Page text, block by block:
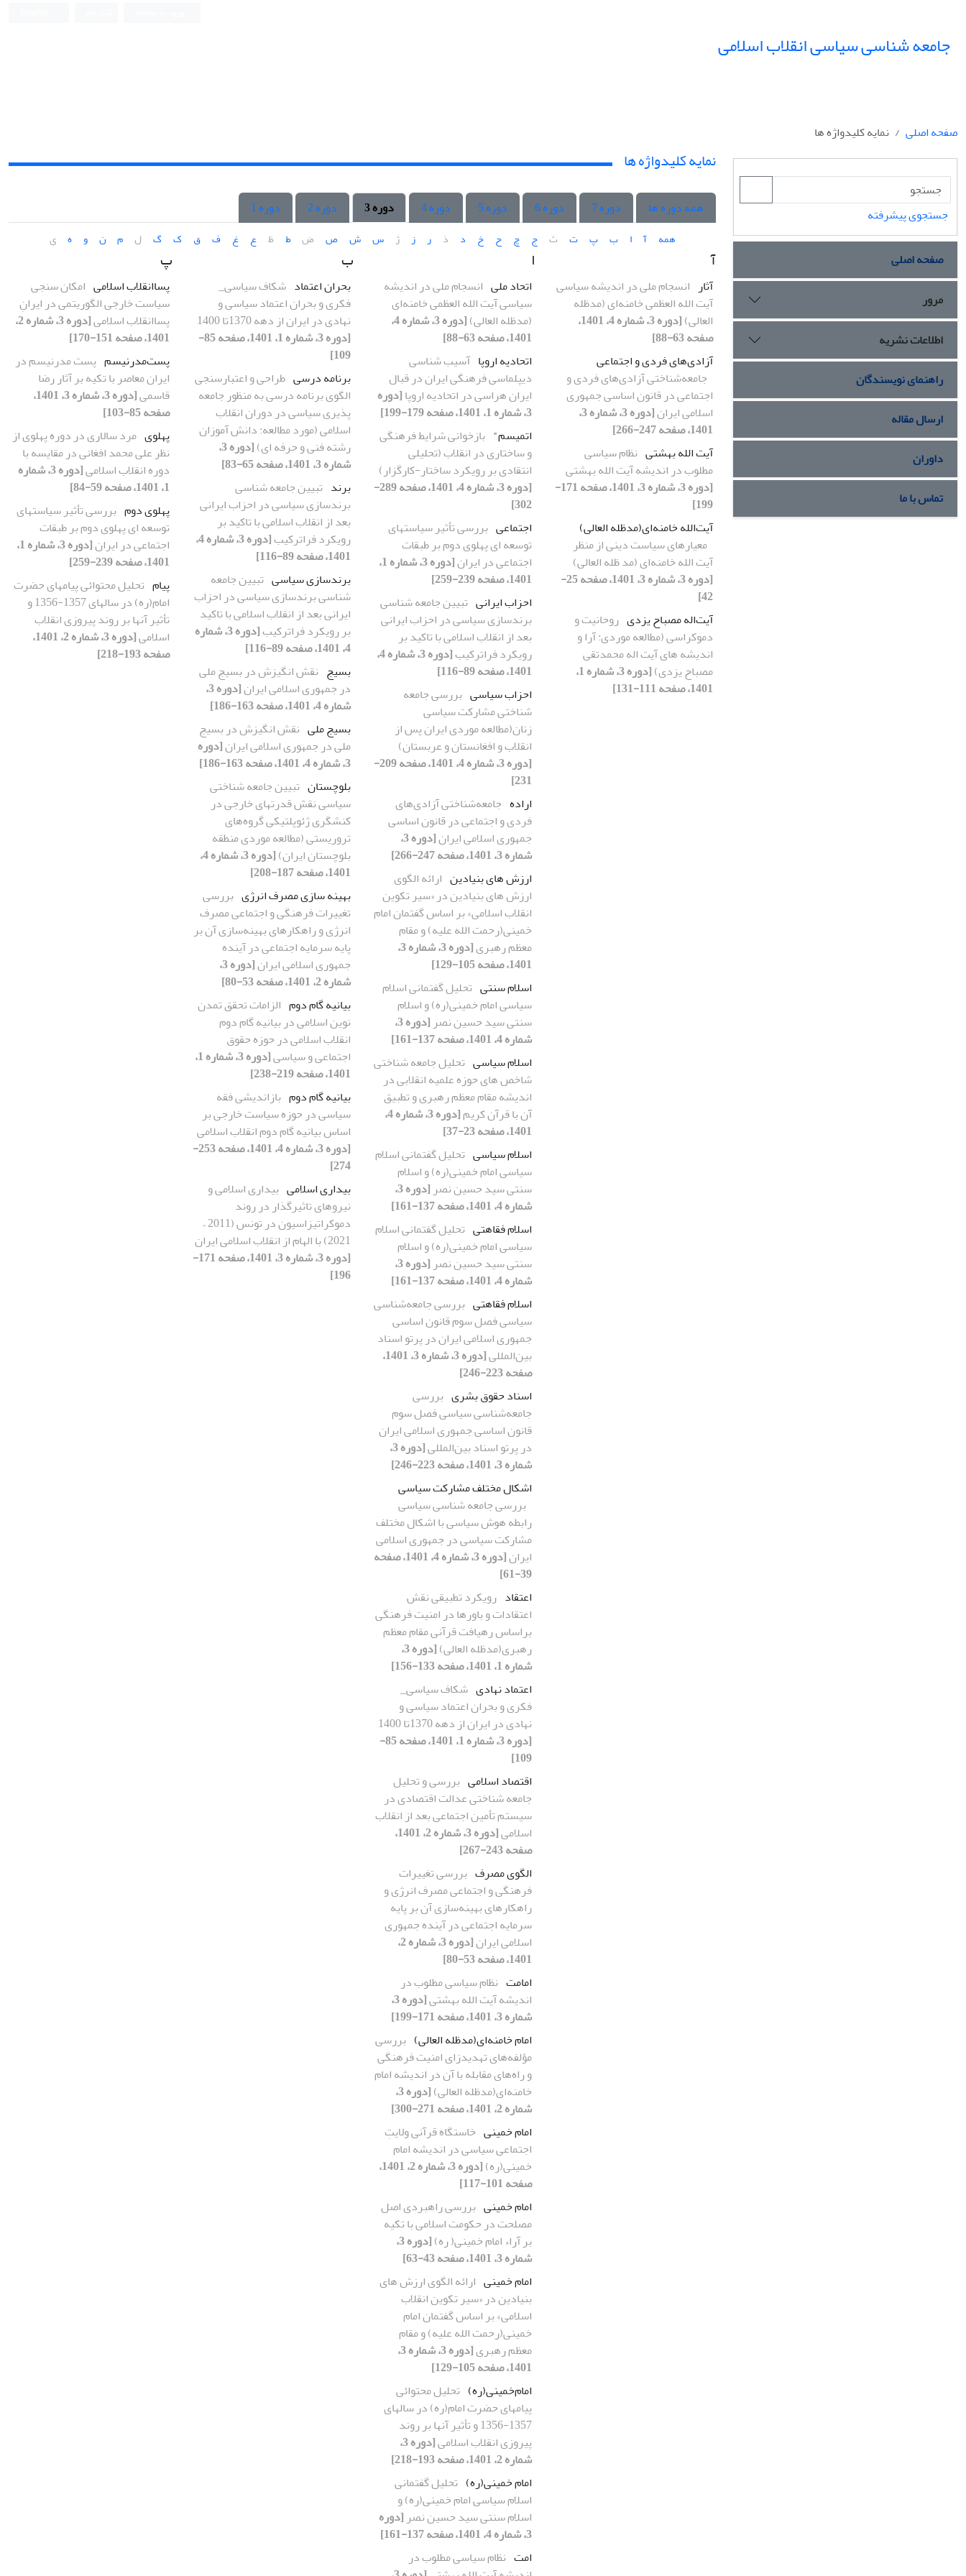
جامعه شناسی سیاسی انقلاب اسلامی
صفحه اصلی نمایه کلیدواژه ها
جستجوی پیشرفته
صفحه اصلی
مرور
اطلاعات نشریه
راهنمای نویسندگان
ارسال مقاله
داوران
تماس با ما
نمایه کلیدواژه ها
همه دوره ها دوره 7 دوره 6 دوره 5 دوره 4 دوره 3 دوره 2 دوره 1
همه آ ا ب پ ت ث ج چ ح خ د ذ ر ز ژ س ش ص ض ط ظ ع غ ف ق ک گ ل م ن و ه ی
آ
آثار انسجام ملی در اندیشه سیاسی
آیت الله العظمی خامنه‌ای (مدظله
العالی)
[دوره 3، شماره 4، 1401،
صفحه 63-88]
آزادی‌های فردی و اجتماعی
جامعه‌شناختی آزادی‌های فردی و
اجتماعی در قانون اساسی جمهوری
اسلامی ایران
[دوره 3، شماره 3،
1401، صفحه 247-266]
آیت الله بهشتی نظام سیاسی
مطلوب در اندیشه آیت الله بهشتی
[دوره 3، شماره 3، 1401، صفحه 171-
199]
آیت‌الله خامنه‌ای(مدظله العالی)
معیارهای سیاست دینی از منظر
آیت الله خامنه‌ای (مد ظله العالی)
[دوره 3، شماره 3، 1401، صفحه 25-
42]
آیت‌اله مصباح یزدی روحانیت و
دموکراسی (مطالعه موردی: آرا و
اندیشه های آیت اله محمدتقی
مصباح یزدی)
[دوره 3، شماره 1،
1401، صفحه 111-131]
ا
اتحاد ملی انسجام ملی در اندیشه
سیاسی آیت الله العظمی خامنه‌ای
(مدظله العالی)
[دوره 3، شماره 4،
1401، صفحه 63-88]
اتحادیه اروپا آسیب شناسی
دیپلماسی فرهنگی ایران در قبال
ایران هراسی در اتحادیه اروپا[دوره
3، شماره 1، 1401، صفحه 179-199]
اتمیسم" بازخوانی شرایط فرهنگی
و ساختاری در انقلاب (تحلیلی
انتقادی بر رویکرد ساختار-کارگزار)
[دوره 3، شماره 4، 1401، صفحه 289-
302]
اجتماعی بررسی تأثیر سیاستهای
توسعه ای پهلوی دوم بر طبقات
اجتماعی در ایران
[دوره 3، شماره 1،
1401، صفحه 239-259]
احزاب ایرانی تبیین جامعه شناسی
برندسازی سیاسی در احزاب ایرانی
بعد از انقلاب اسلامی با تاکید بر
رویکرد فراترکیب
[دوره 3، شماره 4،
1401، صفحه 89-116]
احزاب سیاسی بررسی جامعه
شناختی مشارکت سیاسی
زنان(مطالعه موردی ایران پس از
انقلاب و افغانستان و عربستان)
[دوره 3، شماره 4، 1401، صفحه 209-
231]
اراده جامعه‌شناختی آزادی‌های
فردی و اجتماعی در قانون اساسی
جمهوری اسلامی ایران
[دوره 3،
شماره 3، 1401، صفحه 247-266]
ارزش های بنیادین ارائه الگوی
ارزش های بنیادین در «سیر تکوین
انقلاب اسلامی» بر اساس گفتمان امام
خمینی(رحمت الله علیه) و مقام
معظم رهبری
[دوره 3، شماره 3،
1401، صفحه 105-129]
اسلام سنتی تحلیل گفتمانی اسلام
سیاسی امام خمینی(ره) و اسلام
سنتی سید حسین نصر
[دوره 3،
شماره 4، 1401، صفحه 137-161]
اسلام سیاسی تحلیل جامعه شناختی
شاخص های حوزه علمیه انقلابی در
اندیشه مقام معظم رهبری و تطبیق
آن با قرآن کریم
[دوره 3، شماره 4،
1401، صفحه 23-37]
اسلام سیاسی تحلیل گفتمانی اسلام
سیاسی امام خمینی(ره) و اسلام
سنتی سید حسین نصر
[دوره 3،
شماره 4، 1401، صفحه 137-161]
اسلام فقاهتی تحلیل گفتمانی اسلام
سیاسی امام خمینی(ره) و اسلام
سنتی سید حسین نصر
[دوره 3،
شماره 4، 1401، صفحه 137-161]
اسلام فقاهتی بررسی جامعه‌شناسی
سیاسی فصل سوم قانون اساسی
جمهوری اسلامی ایران در پرتو اسناد
بین‌المللی
[دوره 3، شماره 3، 1401،
صفحه 223-246]
اسناد حقوق‌ بشری بررسی
جامعه‌شناسی سیاسی فصل سوم
قانون اساسی جمهوری اسلامی ایران
در پرتو اسناد بین‌المللی
[دوره 3،
شماره 3، 1401، صفحه 223-246]
اشکال مختلف مشارکت سیاسی
بررسی جامعه شناسی سیاسی
رابطه هوش سیاسی با اشکال مختلف
مشارکت سیاسی در جمهوری اسلامی
ایران
[دوره 3، شماره 4، 1401، صفحه
39-61]
اعتقاد رویکرد تطبیقی نقش
اعتقادات و باورها در امنیت فرهنگی
براساس رهیافت قرآنی مقام معظم
رهبری(مدظله العالی)
[دوره 3،
شماره 1، 1401، صفحه 133-156]
اعتماد نهادی شکاف سیاسی_
فکری و بحران اعتماد سیاسی و
نهادی در ایران از دهه 1370تا 1400
[دوره 3، شماره 1، 1401، صفحه 85-
109]
اقتصاد اسلامی بررسی و تحلیل
جامعه شناختی عدالت اقتصادی در
سیستم تأمین اجتماعی بعد از انقلاب
اسلامی
[دوره 3، شماره 2، 1401،
صفحه 243-267]
الگوی مصرف بررسی تغییرات
فرهنگی و اجتماعی مصرف انرژی و
راهکارهای بهینه‌سازی آن بر پایه
سرمایه اجتماعی در آینده جمهوری
اسلامی ایران
[دوره 3، شماره 2،
1401، صفحه 53-80]
امامت نظام سیاسی مطلوب در
اندیشه آیت الله بهشتی
[دوره 3،
شماره 3، 1401، صفحه 171-199]
امام خامنه‌ای(مدظله العالی) بررسی
مؤلفه‌های تهدیدزای امنیت فرهنگی
و راه‌های مقابله با آن در اندیشه امام
خامنه‌ای(مدظله العالی)
[دوره 3،
شماره 2، 1401، صفحه 271-300]
امام خمینی خاستگاه قرآنی ولایتِ
اجتماعی سیاسی در اندیشه‌ امام
خمینی(ره)
[دوره 3، شماره 2، 1401،
صفحه 101-117]
امام خمینی بررسی راهبردی اصل
مصلحت در حکومت اسلامی با تکیه
بر آراء امام خمینی( ره)
[دوره 3،
شماره 3، 1401، صفحه 43-63]
امام خمینی ارائه الگوی ارزش های
بنیادین در «سیر تکوین انقلاب
اسلامی» بر اساس گفتمان امام
خمینی(رحمت الله علیه) و مقام
معظم رهبری
[دوره 3، شماره 3،
1401، صفحه 105-129]
امام‌خمینی(ره) تحلیل محتوائی
پیامهای حضرت امام(ره) در سالهای
1357-1356 و تأثیر آنها بر روند
پیروزی انقلاب اسلامی
[دوره 3،
شماره 2، 1401، صفحه 193-218]
امام خمینی(ره) تحلیل گفتمانی
اسلام سیاسی امام خمینی(ره) و
اسلام سنتی سید حسین نصر [دوره
3، شماره 4، 1401، صفحه 137-161]
امت نظام سیاسی مطلوب در
ب
بحران اعتماد شکاف سیاسی_
فکری و بحران اعتماد سیاسی و
نهادی در ایران از دهه 1370تا 1400
[دوره 3، شماره 1، 1401، صفحه 85-
109]
برنامه درسی طراحی و اعتبارسنجی
الگوی برنامه درسی به منظور جامعه
پذیری سیاسی در دوران انقلاب
اسلامی (مورد مطالعه: دانش آموزان
رشته فنی و حرفه ای)
[دوره 3،
شماره 3، 1401، صفحه 65-83]
برند تبیین جامعه شناسی
برندسازی سیاسی در احزاب ایرانی
بعد از انقلاب اسلامی با تاکید بر
رویکرد فراترکیب
[دوره 3، شماره 4،
1401، صفحه 89-116]
برندسازی سیاسی تبیین جامعه
شناسی برندسازی سیاسی در احزاب
ایرانی بعد از انقلاب اسلامی با تاکید
بر رویکرد فراترکیب
[دوره 3، شماره
4، 1401، صفحه 89-116]
بسیج نقش انگیزش در بسیج ملی
در جمهوری اسلامی ایران
[دوره 3،
شماره 4، 1401، صفحه 163-186]
بسیج ملی نقش انگیزش در بسیج
ملی در جمهوری اسلامی ایران[دوره
3، شماره 4، 1401، صفحه 163-186]
بلوچستان تبیین جامعه شناختی
سیاسی نقش قدرتهای خارجی در
کنشگری ژئوپلتیکی گروه‌های
تروریستی (مطالعه موردی منطقه
بلوچستان ایران)
[دوره 3، شماره 4،
1401، صفحه 187-208]
بهینه سازی مصرف انرژی بررسی
تغییرات فرهنگی و اجتماعی مصرف
انرژی و راهکارهای بهینه‌سازی آن بر
پایه سرمایه اجتماعی در آینده
جمهوری اسلامی ایران
[دوره 3،
شماره 2، 1401، صفحه 53-80]
بیانیه گام دوم الزامات تحقق تمدن
نوین اسلامی در بیانیه گام دوم
انقلاب اسلامی در حوزه حقوق
اجتماعی و سیاسی
[دوره 3، شماره 1،
1401، صفحه 219-238]
بیانیه گام دوم بازاندیشی فقه
سیاسی در حوزه سیاست خارجی بر
اساس بیانیه گام دوم انقلاب اسلامی
[دوره 3، شماره 4، 1401، صفحه 253-
274]
بیداری اسلامی بیداری اسلامی و
نیروهای تاثیرگذار در روند
دموکراتیزاسیون در تونس (2011 –
2021) با الهام از انقلاب اسلامی ایران
[دوره 3، شماره 3، 1401، صفحه 171-
196]
پ
پساانقلاب اسلامی امکان سنجی
سیاست خارجی الگوریتمی در ایرانِ
پساانقلاب اسلامی
[دوره 3، شماره 2،
1401، صفحه 151-170]
پست‌مدرنیسم پست مدرنیسم در
ایران معاصر با تکیه بر آثار رضا
قاسمی
[دوره 3، شماره 3، 1401،
صفحه 85-103]
پهلوی مرد سالاری در دوره پهلوی از
نظر علی محمد افغانی در مقایسه با
دوره انقلاب اسلامی
[دوره 3، شماره
1، 1401، صفحه 59-84]
پهلوی دوم بررسی تأثیر سیاستهای
توسعه ای پهلوی دوم بر طبقات
اجتماعی در ایران
[دوره 3، شماره 1،
1401، صفحه 239-259]
پیام تحلیل محتوائی پیامهای حضرت
امام(ره) در سالهای 1357-1356 و
تأثیر آنها بر روند پیروزی انقلاب
اسلامی
[دوره 3، شماره 2، 1401،
صفحه 193-218]